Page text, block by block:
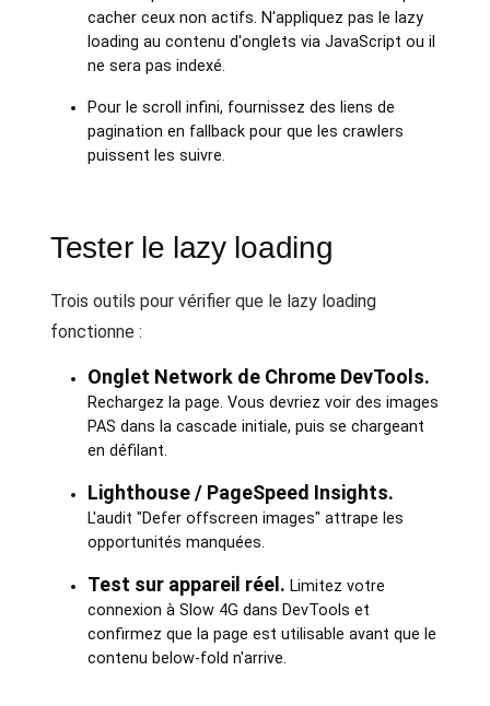
cacher ceux non actifs. N'appliquez pas le lazy
loading au contenu d'onglets via JavaScript ou il
ne sera pas indexé.
Pour le scroll infini, fournissez des liens de
pagination en fallback pour que les crawlers
puissent les suivre.
Tester le lazy loading
Trois outils pour vérifier que le lazy loading
fonctionne :
Onglet Network de Chrome DevTools.
Rechargez la page. Vous devriez voir des images
PAS dans la cascade initiale, puis se chargeant
en défilant.
Lighthouse / PageSpeed Insights.
L'audit "Defer offscreen images" attrape les
opportunités manquées.
Test sur appareil réel. Limitez votre
connexion à Slow 4G dans DevTools et
confirmez que la page est utilisable avant que le
contenu below-fold n'arrive.